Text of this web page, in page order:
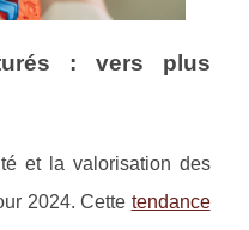
: vers plus
et la valorisation des
2024. Cette tendance